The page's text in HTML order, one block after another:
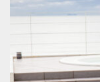
Category: タオルとマッチョ